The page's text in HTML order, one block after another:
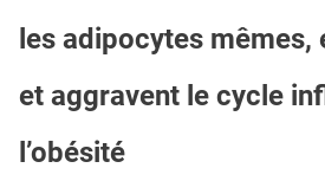
les adipocytes mêmes,
et aggravent le cycle
l’obésité